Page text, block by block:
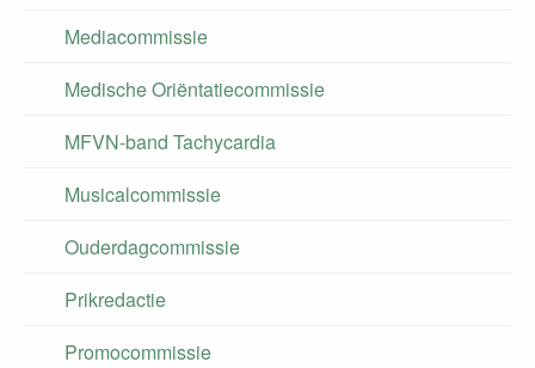
Mediacommissie
Medische Oriëntatiecommissie
MFVN-band Tachycardia
Musicalcommissie
Ouderdagcommissie
Prikredactie
Promocommissie